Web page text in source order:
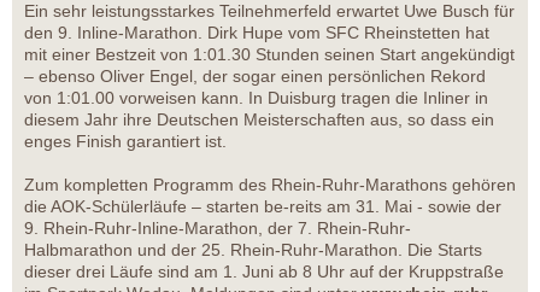
Ein sehr leistungsstarkes Teilnehmerfeld erwartet Uwe Busch für
den 9. Inline-Marathon. Dirk Hupe vom SFC Rheinstetten hat
mit einer Bestzeit von 1:01.30 Stunden seinen Start angekündigt
– ebenso Oliver Engel, der sogar einen persönlichen Rekord
von 1:01.00 vorweisen kann. In Duisburg tragen die Inliner in
diesem Jahr ihre Deutschen Meisterschaften aus, so dass ein
enges Finish garantiert ist.
Zum kompletten Programm des Rhein-Ruhr-Marathons gehören
die AOK-Schülerläufe – starten be-reits am 31. Mai - sowie der
9. Rhein-Ruhr-Inline-Marathon, der 7. Rhein-Ruhr-
Halbmarathon und der 25. Rhein-Ruhr-Marathon. Die Starts
dieser drei Läufe sind am 1. Juni ab 8 Uhr auf der Kruppstraße